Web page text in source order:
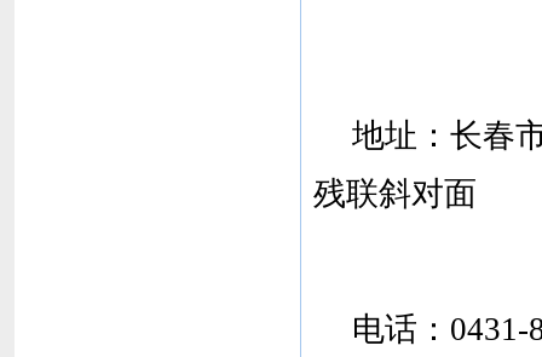
地址： 长春
残联斜对面
电话： 0431-